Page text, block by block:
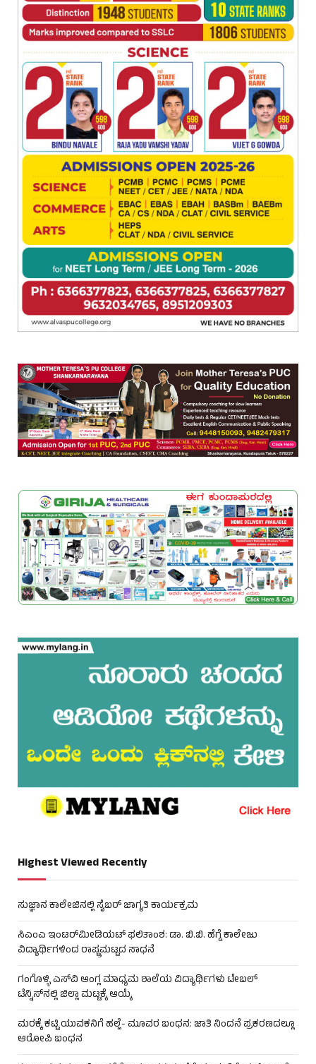
Highest Viewed Recently
ಸುಜ್ಞಾನ ಕಾಲೇಜಿನಲ್ಲಿ ಸೈಬರ್ ಜಾಗೃತಿ ಕಾರ್ಯಕ್ರಮ
ಸಿಎಂಎ ಇಂಟರ್‌ಮೀಡಿಯಟ್ ಫಲಿತಾಂಶ: ಡಾ. ಬಿ.ಬಿ. ಹೆಗ್ಡೆ ಕಾಲೇಜು
ವಿದ್ಯಾರ್ಥಿಗಳಿಂದ ರಾಷ್ಟ್ರಮಟ್ಟದ ಸಾಧನೆ
ಗಂಗೊಳ್ಳಿ ಎಸ್‌ವಿ ಆಂಗ್ಲ ಮಾಧ್ಯಮ ಶಾಲೆಯ ವಿದ್ಯಾರ್ಥಿಗಳು ಟೇಬಲ್‌
ಟೆನ್ನಿಸ್‌ನಲ್ಲಿ ಜಿಲ್ಲಾ ಮಟ್ಟಕ್ಕೆ ಆಯ್ಕೆ
ಮರಕ್ಕೆ ಕಟ್ಟಿ ಯುವಕನಿಗೆ ಹಲ್ಲೆ- ಮೂವರ ಬಂಧನ: ಜಾತಿ ನಿಂದನೆ ಪ್ರಕರಣದಲ್ಲೂ
ಆರೋಪಿ ಬಂಧನ